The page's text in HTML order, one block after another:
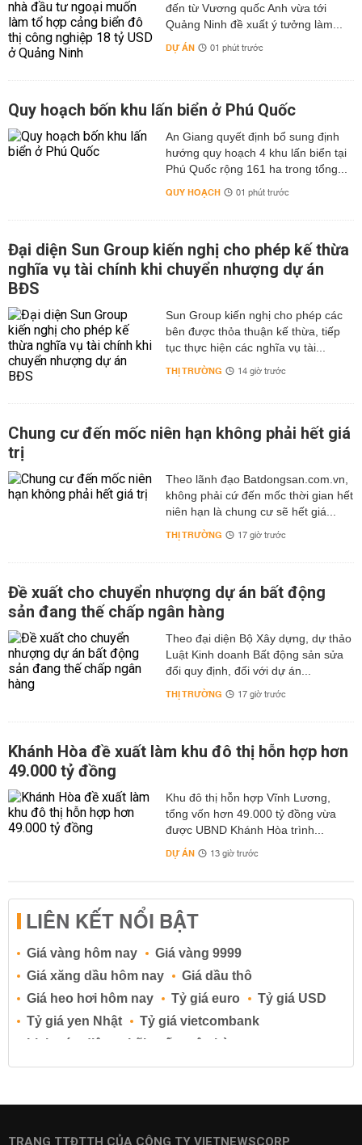
đến từ Vương quốc Anh vừa tới
Quảng Ninh đề xuất ý tưởng làm...
DỰ ÁN 01 phút trước
Quy hoạch bốn khu lấn biển ở Phú Quốc
An Giang quyết định bổ sung định
hướng quy hoạch 4 khu lấn biển tại
Phú Quốc rộng 161 ha trong tổng...
QUY HOẠCH 01 phút trước
Đại diện Sun Group kiến nghị cho phép kế thừa
nghĩa vụ tài chính khi chuyển nhượng dự án
BĐS
Sun Group kiến nghị cho phép các
bên được thỏa thuận kế thừa, tiếp
tục thực hiện các nghĩa vụ tài...
THỊ TRƯỜNG 14 giờ trước
Chung cư đến mốc niên hạn không phải hết giá
trị
Theo lãnh đạo Batdongsan.com.vn,
không phải cứ đến mốc thời gian hết
niên hạn là chung cư sẽ hết giá...
THỊ TRƯỜNG 17 giờ trước
Đề xuất cho chuyển nhượng dự án bất động
sản đang thế chấp ngân hàng
Theo đại diện Bộ Xây dựng, dự thảo
Luật Kinh doanh Bất động sản sửa
đổi quy định, đối với dự án...
THỊ TRƯỜNG 17 giờ trước
Khánh Hòa đề xuất làm khu đô thị hỗn hợp hơn
49.000 tỷ đồng
Khu đô thị hỗn hợp Vĩnh Lương,
tổng vốn hơn 49.000 tỷ đồng vừa
được UBND Khánh Hòa trình...
DỰ ÁN 13 giờ trước
LIÊN KẾT NỔI BẬT
Giá vàng hôm nay
Giá vàng 9999
Giá xăng dầu hôm nay
Giá dầu thô
Giá heo hơi hôm nay
Tỷ giá euro
Tỷ giá USD
Tỷ giá yen Nhật
Tỷ giá vietcombank
Lịch cúp điện
Lãi suất ngân hàng
Lãi suất tiết kiệm
Lãi suất tiền gửi
Lãi suất ngân hàng BIDV
TRANG TTĐTTH CỦA CÔNG TY VIETNEWSCORP